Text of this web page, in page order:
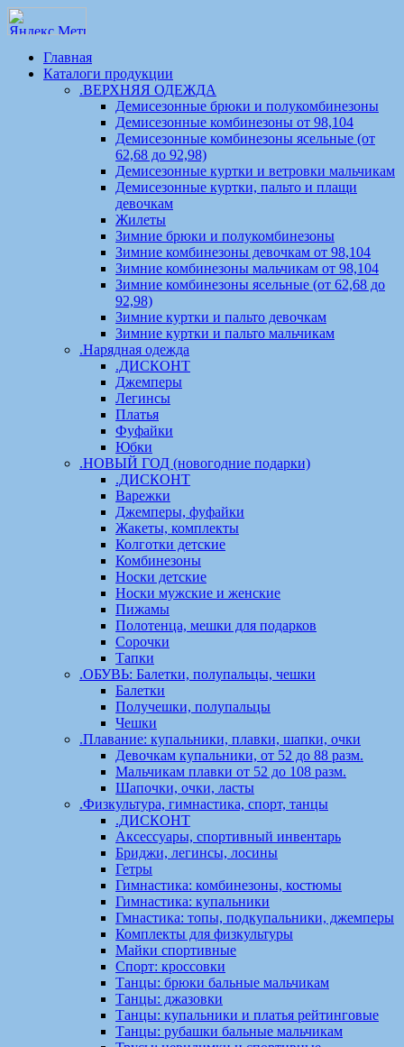
Главная
Каталоги продукции
.ВЕРХНЯЯ ОДЕЖДА
Демисезонные брюки и полукомбинезоны
Демисезонные комбинезоны от 98,104
Демисезонные комбинезоны ясельные (от
62,68 до 92,98)
Демисезонные куртки и ветровки мальчикам
Демисезонные куртки, пальто и плащи
девочкам
Жилеты
Зимние брюки и полукомбинезоны
Зимние комбинезоны девочкам от 98,104
Зимние комбинезоны мальчикам от 98,104
Зимние комбинезоны ясельные (от 62,68 до
92,98)
Зимние куртки и пальто девочкам
Зимние куртки и пальто мальчикам
.Нарядная одежда
.ДИСКОНТ
Джемперы
Легинсы
Платья
Фуфайки
Юбки
.НОВЫЙ ГОД (новогодние подарки)
.ДИСКОНТ
Варежки
Джемперы, фуфайки
Жакеты, комплекты
Колготки детские
Комбинезоны
Носки детские
Носки мужские и женские
Пижамы
Полотенца, мешки для подарков
Сорочки
Тапки
.ОБУВЬ: Балетки, полупальцы, чешки
Балетки
Получешки, полупальцы
Чешки
.Плавание: купальники, плавки, шапки, очки
Девочкам купальники, от 52 до 88 разм.
Мальчикам плавки от 52 до 108 разм.
Шапочки, очки, ласты
.Физкультура, гимнастика, спорт, танцы
.ДИСКОНТ
Аксессуары, спортивный инвентарь
Бриджи, легинсы, лосины
Гетры
Гимнастика: комбинезоны, костюмы
Гимнастика: купальники
Гмнастика: топы, подкупальники, джемперы
Комплекты для физкультуры
Майки спортивные
Спорт: кроссовки
Танцы: брюки бальные мальчикам
Танцы: джазовки
Танцы: купальники и платья рейтинговые
Танцы: рубашки бальные мальчикам